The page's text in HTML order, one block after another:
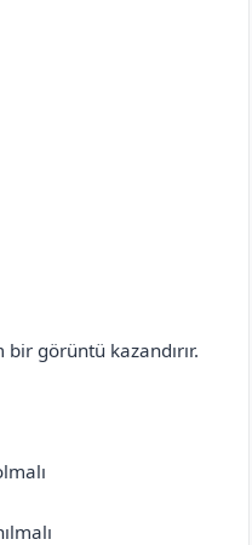
görüntü kazandırır.